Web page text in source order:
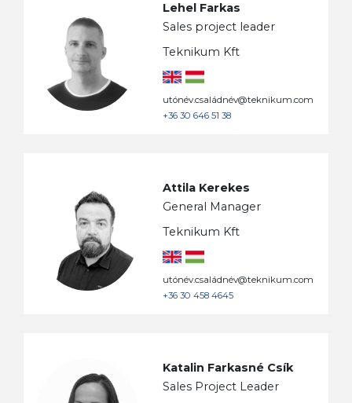
Lehel Farkas
Sales project leader
Teknikum Kft
utónév.családnév@teknikum.com
+36 30 646 51 38
Attila Kerekes
General Manager
Teknikum Kft
utónév.családnév@teknikum.com
+36 30 458 4645
Katalin Farkasné Csík
Sales Project Leader